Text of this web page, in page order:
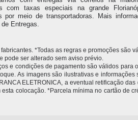
com taxas especiais na grande
por meio de transportadoras. Mais
Entregas.
*Todas as regras e promoções
pode ser alterado sem aviso prévio.
e condições de pagamento são válidos
As imagens são ilustrativas e
ELETRONICA, a eventual retificação
colocação. *Parcela mínima no cartão de